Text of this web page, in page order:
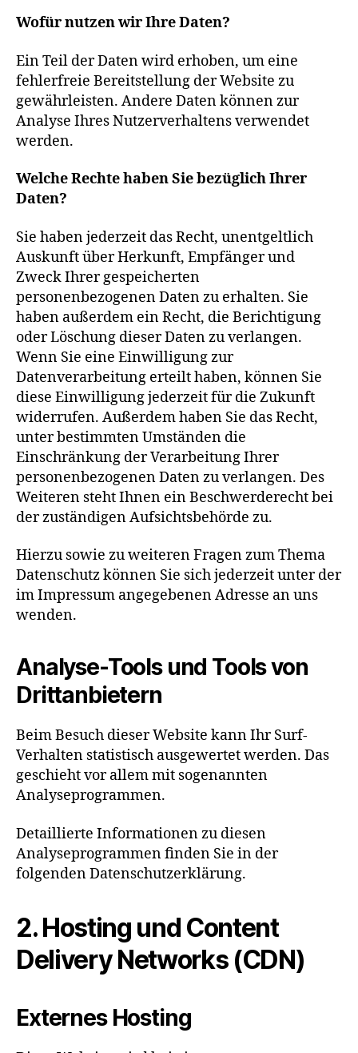
Wofür nutzen wir Ihre Daten?
Ein Teil der Daten wird erhoben, um eine
fehlerfreie Bereitstellung der Website zu
gewährleisten. Andere Daten können zur
Analyse Ihres Nutzerverhaltens verwendet
werden.
Welche Rechte haben Sie bezüglich Ihrer
Daten?
Sie haben jederzeit das Recht, unentgeltlich
Auskunft über Herkunft, Empfänger und
Zweck Ihrer gespeicherten
personenbezogenen Daten zu erhalten. Sie
haben außerdem ein Recht, die Berichtigung
oder Löschung dieser Daten zu verlangen.
Wenn Sie eine Einwilligung zur
Datenverarbeitung erteilt haben, können Sie
diese Einwilligung jederzeit für die Zukunft
widerrufen. Außerdem haben Sie das Recht,
unter bestimmten Umständen die
Einschränkung der Verarbeitung Ihrer
personenbezogenen Daten zu verlangen. Des
Weiteren steht Ihnen ein Beschwerderecht bei
der zuständigen Aufsichtsbehörde zu.
Hierzu sowie zu weiteren Fragen zum Thema
Datenschutz können Sie sich jederzeit unter der
im Impressum angegebenen Adresse an uns
wenden.
Analyse-Tools und Tools von
Dritt­anbietern
Beim Besuch dieser Website kann Ihr Surf-
Verhalten statistisch ausgewertet werden. Das
geschieht vor allem mit sogenannten
Analyseprogrammen.
Detaillierte Informationen zu diesen
Analyseprogrammen finden Sie in der
folgenden Datenschutzerklärung.
2. Hosting und Content
Delivery Networks (CDN)
Externes Hosting